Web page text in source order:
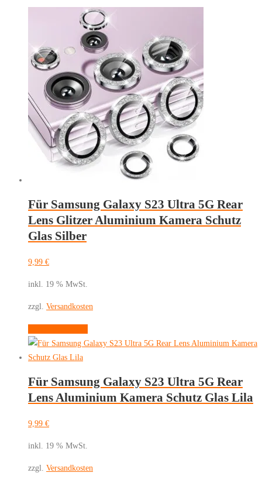
Aluminium
Schwarz
Für Samsung Galaxy S23 Ultra 5G Rear
Lens Glitzer Aluminium Kamera Schutz
Glas Silber
9,99 €
inkl. 19 % MwSt.
zzgl. Versandkosten
Für Samsung Galaxy S23 Ultra 5G Rear
Lens Aluminium Kamera Schutz Glas Lila
9,99 €
inkl. 19 % MwSt.
zzgl. Versandkosten